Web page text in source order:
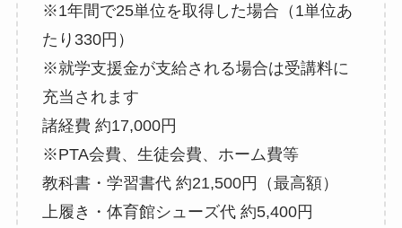
※1年間で25単位を取得した場合（1単位あ
たり330円）
※就学支援金が支給される場合は受講料に
充当されます
諸経費 約17,000円
※PTA会費、生徒会費、ホーム費等
教科書・学習書代 約21,500円（最高額）
上履き・体育館シューズ代 約5,400円